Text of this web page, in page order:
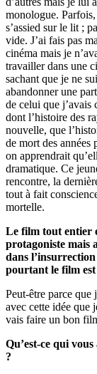
monologue.
s’assied sur le lit ;
vide. J’ai fais pas
cinéma mais je
travailler dans une
sachant que je ne
abandonner une
de celui que j’avais
dont l’histoire des
nouvelle, que
de mort des années
on apprendrait
dramatique. Ce
rencontre, la
tout à fait
mortelle.
Le film tout entier
protagoniste mais
dans
pourtant le film
Peut-être parce que
avec cette idée que
vais faire un bon
Qu’est-ce qui
?